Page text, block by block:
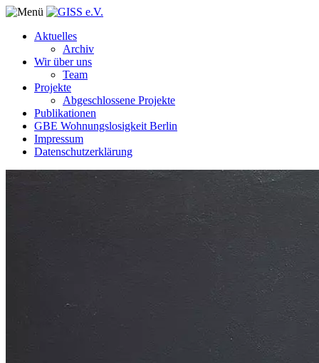
Aktuelles
Archiv
Wir über uns
Team
Projekte
Abgeschlossene Projekte
Publikationen
GBE Wohnungslosigkeit Berlin
Impressum
Datenschutzerklärung